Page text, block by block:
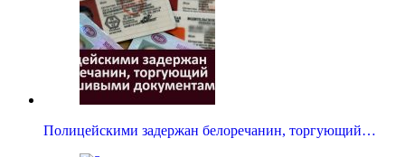
Полицейскими задержан белоречанин, торгующий…